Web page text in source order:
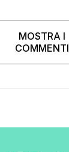
MOSTRA I
COMMENTI